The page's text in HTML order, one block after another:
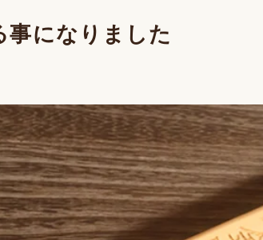
事になりました